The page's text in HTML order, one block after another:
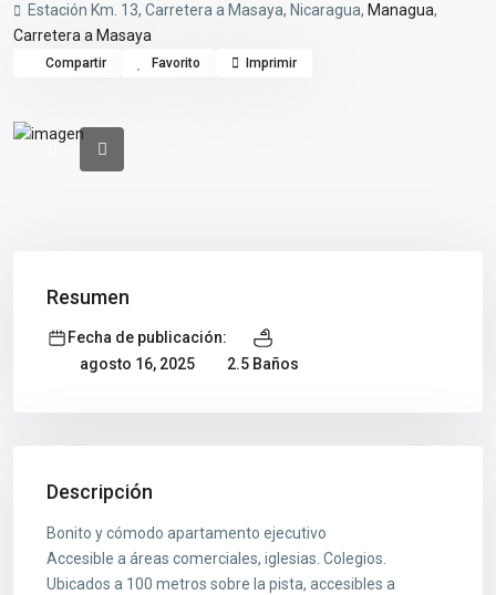
Estación Km. 13, Carretera a Masaya, Nicaragua, Managua,
Carretera a Masaya
Compartir Favorito Imprimir
Resumen
Fecha de publicación:
agosto 16, 2025
2.5 Baños
Descripción
Bonito y cómodo apartamento ejecutivo
Accesible a áreas comerciales, iglesias. Colegios.
Ubicados a 100 metros sobre la pista, accesibles a